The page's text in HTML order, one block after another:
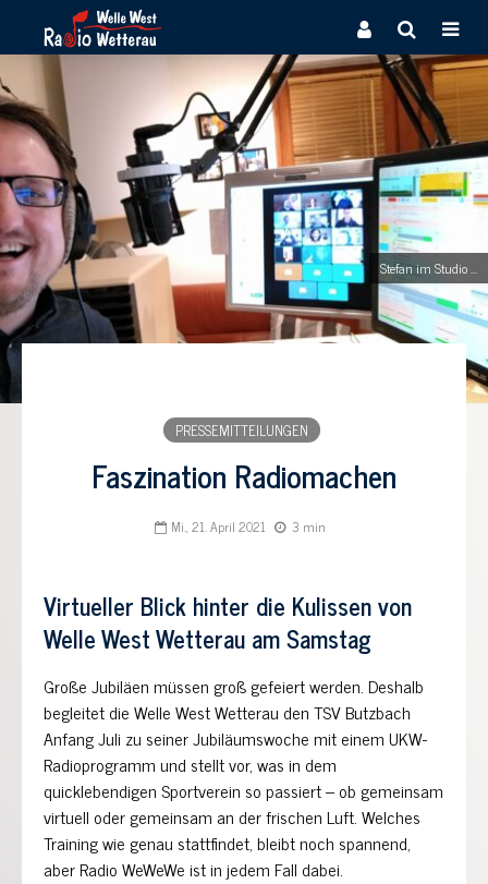
Stefan im Studio ...
PRESSEMITTEILUNGEN
Faszination Radiomachen
Mi., 21. April 2021 3 min
Virtueller Blick hinter die Kulissen von
Welle West Wetterau am Samstag
Große Jubiläen müssen groß gefeiert werden. Deshalb
begleitet die Welle West Wetterau den TSV Butzbach
Anfang Juli zu seiner Jubiläumswoche mit einem UKW-
Radioprogramm und stellt vor, was in dem
quicklebendigen Sportverein so passiert – ob gemeinsam
virtuell oder gemeinsam an der frischen Luft. Welches
Training wie genau stattfindet, bleibt noch spannend,
aber Radio WeWeWe ist in jedem Fall dabei.